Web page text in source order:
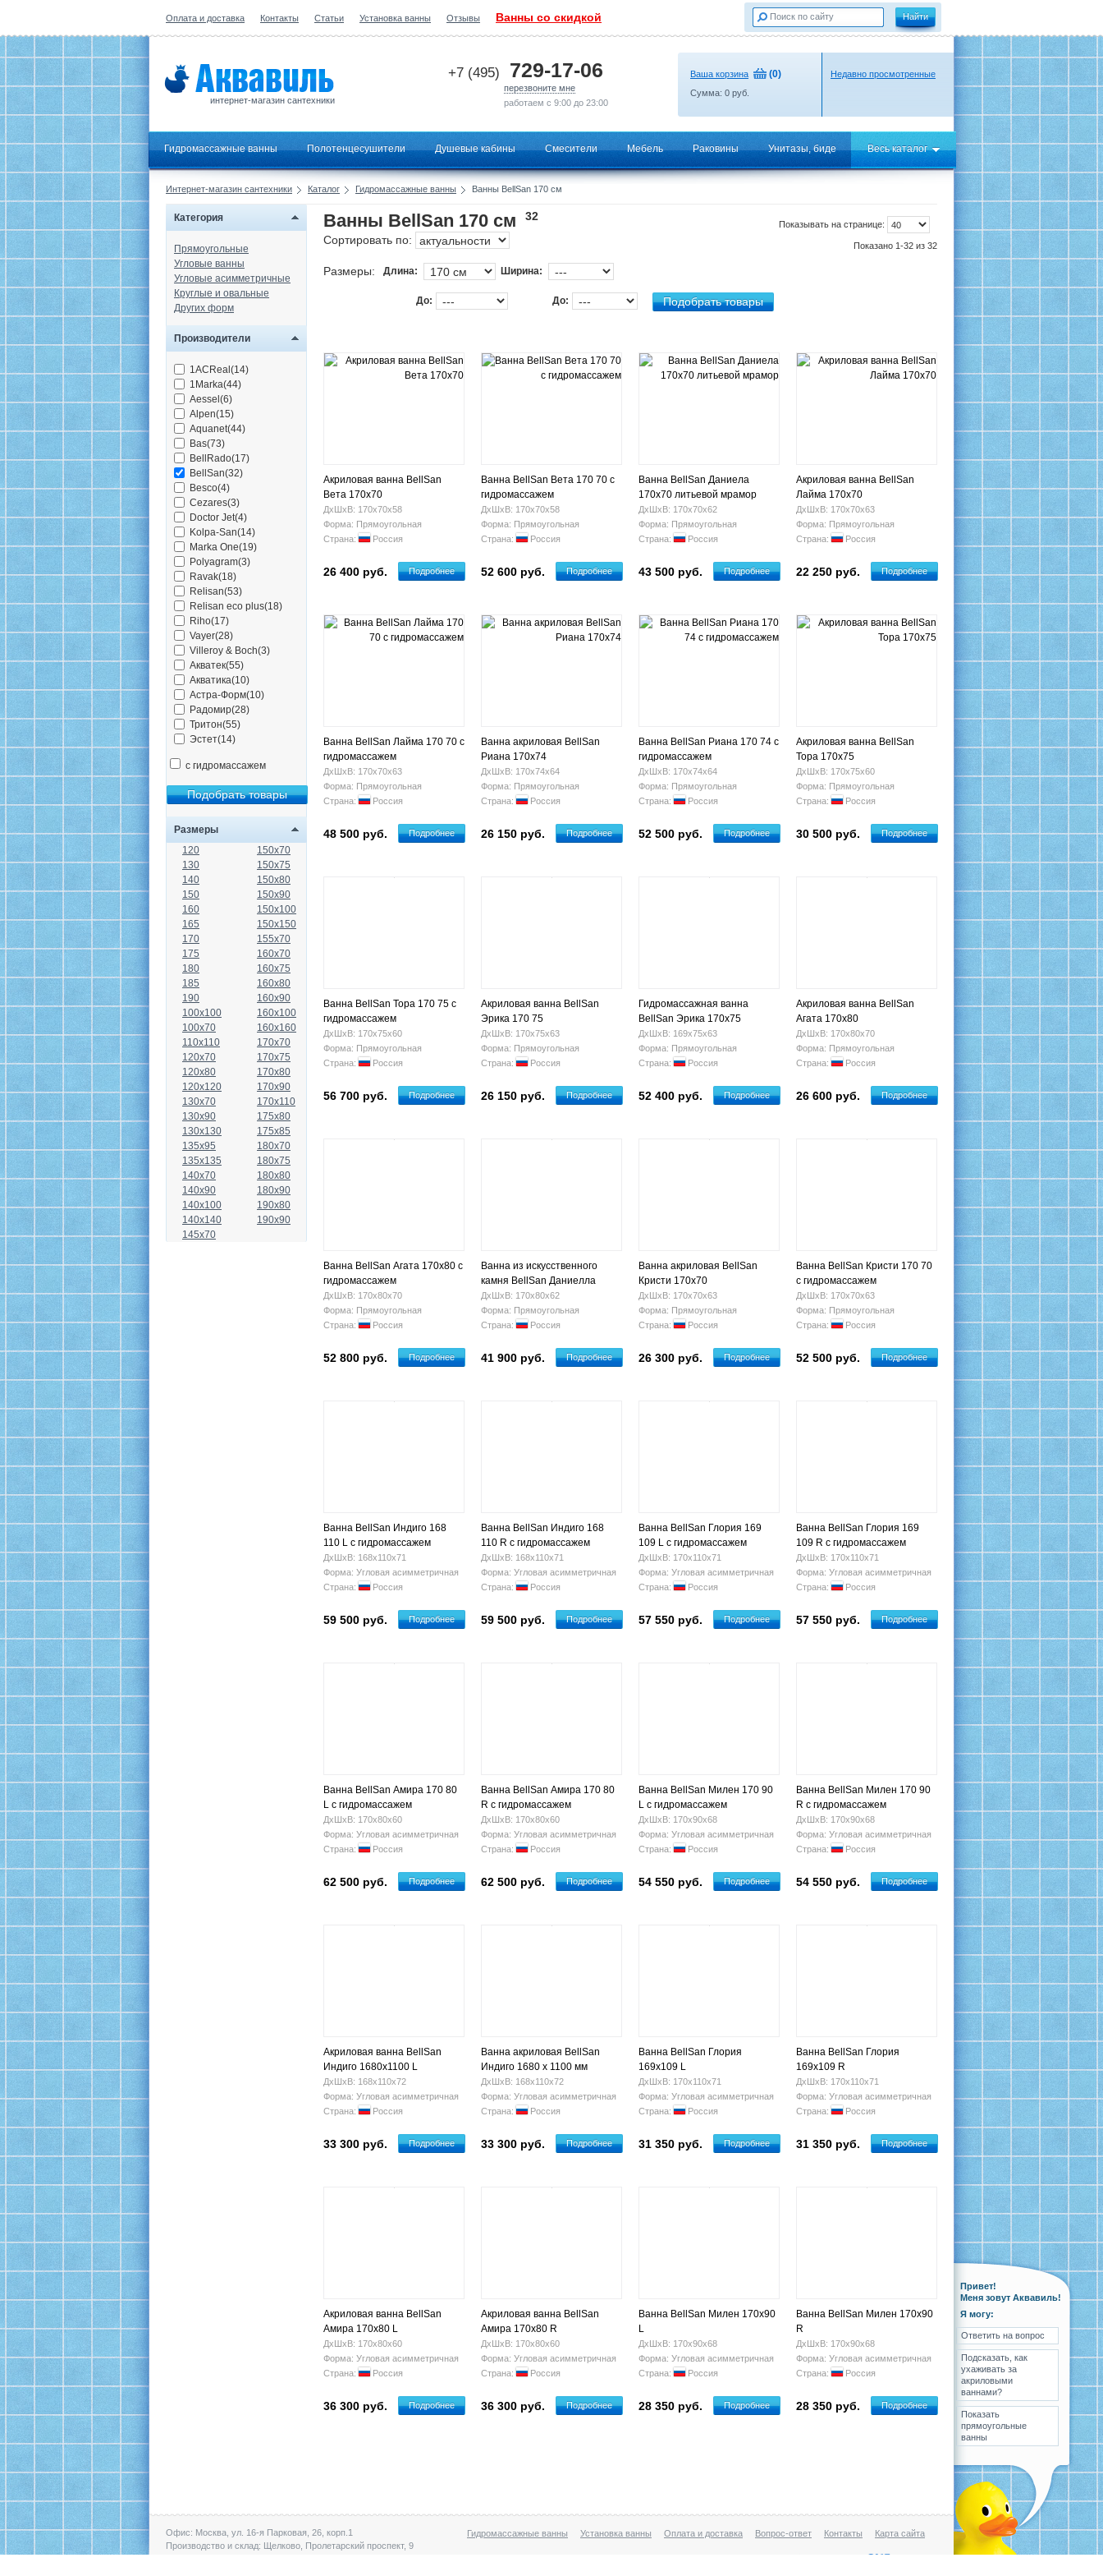
Оплата и доставка Контакты Статьи Установка ванны Отзывы Ванны со скидкой
интернет-магазин сантехники
+7 (495) 729-17-06
перезвоните мне
работаем с 9:00 до 23:00
Ваша корзина (0)
Сумма: 0 руб.
Недавно просмотренные
Гидромассажные ванны Полотенцесушители Душевые кабины Смесители Мебель Раковины Унитазы, биде Весь каталог
Интернет-магазин сантехники Каталог Гидромассажные ванны Ванны BellSan 170 см
Категория
Прямоугольные
Угловые ванны
Угловые асимметричные
Круглые и овальные
Других форм
Производители
1ACReal(14)
1Marka(44)
Aessel(6)
Alpen(15)
Aquanet(44)
Bas(73)
BellRado(17)
BellSan(32)
Besco(4)
Cezares(3)
Doctor Jet(4)
Kolpa-San(14)
Marka One(19)
Polyagram(3)
Ravak(18)
Relisan(53)
Relisan eco plus(18)
Riho(17)
Vayer(28)
Villeroy & Boch(3)
Акватек(55)
Акватика(10)
Астра-Форм(10)
Радомир(28)
Тритон(55)
Эстет(14)
с гидромассажем
Размеры
120
130
140
150
160
165
170
175
180
185
190
100x100
100x70
110x110
120x70
120x80
120x120
130x70
130x90
130x130
135x95
135x135
140x70
140x90
140x100
140x140
145x70
150x70
150x75
150x80
150x90
150x100
150x150
155x70
160x70
160x75
160x80
160x90
160x100
160x160
170x70
170x75
170x80
170x90
170x110
175x80
175x85
180x70
180x75
180x80
180x90
190x80
190x90
Показывать на странице:
Показано 1-32 из 32
Ванны BellSan 170 см
32
Сортировать по:
Размеры: Длина: Ширина:
До: До:
Акриловая ванна BellSan
Вета 170х70
ДхШхВ: 170х70х58
Форма: Прямоугольная
Страна:
Россия
26 400 руб. Подробнее
Ванна BellSan Вета 170 70 с
гидромассажем
ДхШхВ: 170х70х58
Форма: Прямоугольная
Страна:
Россия
52 600 руб. Подробнее
Ванна BellSan Даниела
170х70 литьевой мрамор
ДхШхВ: 170х70х62
Форма: Прямоугольная
Страна:
Россия
43 500 руб. Подробнее
Акриловая ванна BellSan
Лайма 170х70
ДхШхВ: 170х70х63
Форма: Прямоугольная
Страна:
Россия
22 250 руб. Подробнее
Ванна BellSan Лайма 170 70 с
гидромассажем
ДхШхВ: 170х70х63
Форма: Прямоугольная
Страна:
Россия
48 500 руб. Подробнее
Ванна акриловая BellSan
Риана 170х74
ДхШхВ: 170х74х64
Форма: Прямоугольная
Страна:
Россия
26 150 руб. Подробнее
Ванна BellSan Риана 170 74 с
гидромассажем
ДхШхВ: 170х74х64
Форма: Прямоугольная
Страна:
Россия
52 500 руб. Подробнее
Акриловая ванна BellSan
Тора 170x75
ДхШхВ: 170х75х60
Форма: Прямоугольная
Страна:
Россия
30 500 руб. Подробнее
Ванна BellSan Тора 170 75 с
гидромассажем
ДхШхВ: 170х75х60
Форма: Прямоугольная
Страна:
Россия
56 700 руб. Подробнее
Акриловая ванна BellSan
Эрика 170 75
ДхШхВ: 170х75х63
Форма: Прямоугольная
Страна:
Россия
26 150 руб. Подробнее
Гидромассажная ванна
BellSan Эрика 170x75
ДхШхВ: 169х75х63
Форма: Прямоугольная
Страна:
Россия
52 400 руб. Подробнее
Акриловая ванна BellSan
Агата 170x80
ДхШхВ: 170х80х70
Форма: Прямоугольная
Страна:
Россия
26 600 руб. Подробнее
Ванна BellSan Агата 170x80 с
гидромассажем
ДхШхВ: 170х80х70
Форма: Прямоугольная
Страна:
Россия
52 800 руб. Подробнее
Ванна из искусственного
камня BellSan Даниелла
170x80
ДхШхВ: 170х80х62
Форма: Прямоугольная
Страна:
Россия
41 900 руб. Подробнее
Ванна акриловая BellSan
Кристи 170х70
ДхШхВ: 170х70х63
Форма: Прямоугольная
Страна:
Россия
26 300 руб. Подробнее
Ванна BellSan Кристи 170 70
с гидромассажем
ДхШхВ: 170х70х63
Форма: Прямоугольная
Страна:
Россия
52 500 руб. Подробнее
Ванна BellSan Индиго 168
110 L с гидромассажем
ДхШхВ: 168х110х71
Форма: Угловая асимметричная
Страна:
Россия
59 500 руб. Подробнее
Ванна BellSan Индиго 168
110 R с гидромассажем
ДхШхВ: 168х110х71
Форма: Угловая асимметричная
Страна:
Россия
59 500 руб. Подробнее
Ванна BellSan Глория 169
109 L с гидромассажем
ДхШхВ: 170х110х71
Форма: Угловая асимметричная
Страна:
Россия
57 550 руб. Подробнее
Ванна BellSan Глория 169
109 R с гидромассажем
ДхШхВ: 170х110х71
Форма: Угловая асимметричная
Страна:
Россия
57 550 руб. Подробнее
Ванна BellSan Амира 170 80
L с гидромассажем
ДхШхВ: 170х80х60
Форма: Угловая асимметричная
Страна:
Россия
62 500 руб. Подробнее
Ванна BellSan Амира 170 80
R с гидромассажем
ДхШхВ: 170х80х60
Форма: Угловая асимметричная
Страна:
Россия
62 500 руб. Подробнее
Ванна BellSan Милен 170 90
L с гидромассажем
ДхШхВ: 170х90х68
Форма: Угловая асимметричная
Страна:
Россия
54 550 руб. Подробнее
Ванна BellSan Милен 170 90
R с гидромассажем
ДхШхВ: 170х90х68
Форма: Угловая асимметричная
Страна:
Россия
54 550 руб. Подробнее
Акриловая ванна BellSan
Индиго 1680х1100 L
ДхШхВ: 168х110х72
Форма: Угловая асимметричная
Страна:
Россия
33 300 руб. Подробнее
Ванна акриловая BellSan
Индиго 1680 х 1100 мм
правая
ДхШхВ: 168х110х72
Форма: Угловая асимметричная
Страна:
Россия
33 300 руб. Подробнее
Ванна BellSan Глория
169х109 L
ДхШхВ: 170х110х71
Форма: Угловая асимметричная
Страна:
Россия
31 350 руб. Подробнее
Ванна BellSan Глория
169х109 R
ДхШхВ: 170х110х71
Форма: Угловая асимметричная
Страна:
Россия
31 350 руб. Подробнее
Акриловая ванна BellSan
Амира 170х80 L
ДхШхВ: 170х80х60
Форма: Угловая асимметричная
Страна:
Россия
36 300 руб. Подробнее
Акриловая ванна BellSan
Амира 170х80 R
ДхШхВ: 170х80х60
Форма: Угловая асимметричная
Страна:
Россия
36 300 руб. Подробнее
Ванна BellSan Милен 170х90
L
ДхШхВ: 170х90х68
Форма: Угловая асимметричная
Страна:
Россия
28 350 руб. Подробнее
Ванна BellSan Милен 170х90
R
ДхШхВ: 170х90х68
Форма: Угловая асимметричная
Страна:
Россия
28 350 руб. Подробнее
Гидромассажные ванны Установка ванны Оплата и доставка Вопрос-ответ Контакты Карта сайта
Офис: Москва, ул. 16-я Парковая, 26, корп.1
Производство и склад: Щелково, Пролетарский проспект, 9
Привет!
Меня зовут Аквавиль!
Я могу:
Ответить на вопрос
Подсказать, как
ухаживать за
акриловыми
ваннами?
Показать
прямоугольные
ванны